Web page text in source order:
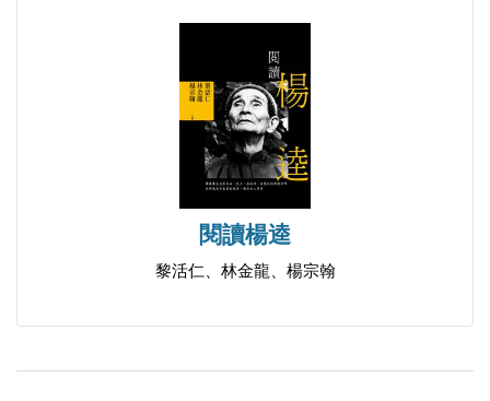
閱讀楊逵
黎活仁、林金龍、楊宗翰